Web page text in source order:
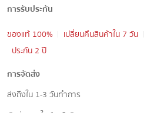
การรับประกัน
ของแท้ 100%
เปลี่ยนคืนสินค้าใน 7 วัน
ประกัน 2 ปี
การจัดส่ง
ส่งถึงใน 1-3 วันทำการ